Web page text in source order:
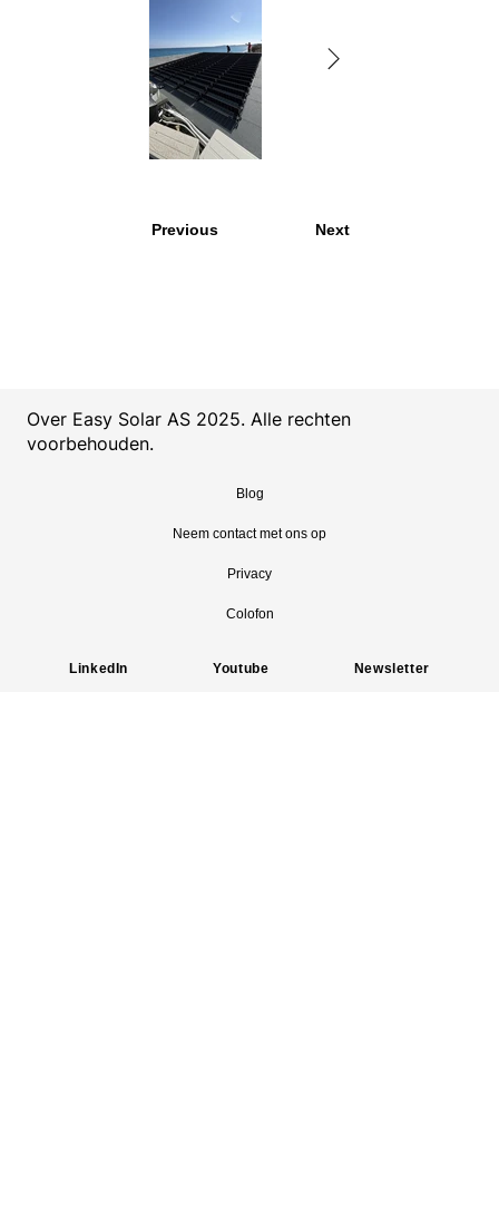
Previous Next
France 2.jpg
Blog
Neem contact met ons op
Privacy
Colofon
Over Easy Solar AS 2025. Alle rechten
voorbehouden.
LinkedIn Youtube Newsletter